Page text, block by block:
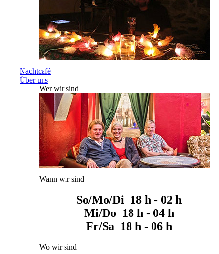
Nachtcafé
Über uns
Wer wir sind
Wann wir sind
So/Mo/Di 18 h - 02 h
Mi/Do 18 h - 04 h
Fr/Sa 18 h - 06 h
Wo wir sind